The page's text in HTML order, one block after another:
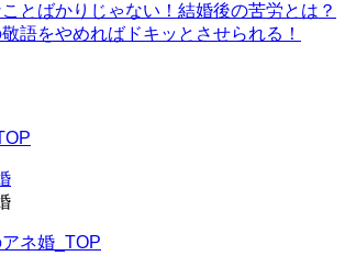
とばかりじゃない！結婚後の苦労とは？
語をやめればドキッとさせられる！
ネ婚_TOP